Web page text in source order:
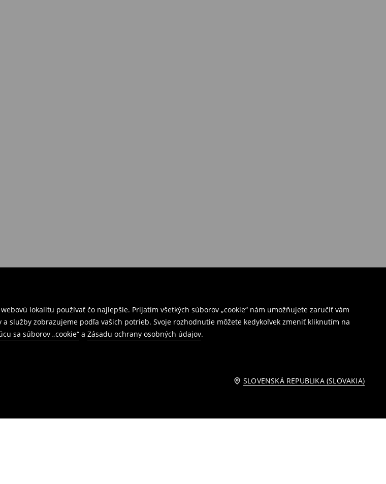
lokalitu používať čo najlepšie. Prijatím všetkých súborov „cookie“ nám umožňujete zaručiť vám
služby zobrazujeme podľa vašich potrieb. Svoje rozhodnutie môžete kedykoľvek zmeniť kliknutím na
sa súborov „cookie“ a Zásadu ochrany osobných údajov.
SLOVENSKÁ REPUBLIKA (SLOVAKIA)